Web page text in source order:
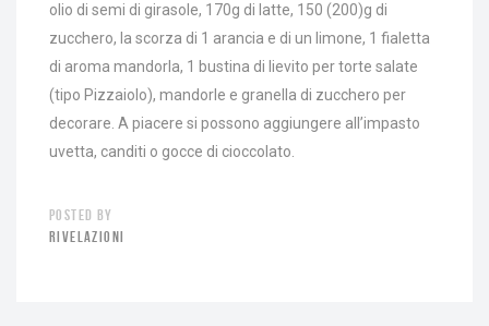
olio di semi di girasole, 170g di latte, 150 (200)g di
zucchero, la scorza di 1 arancia e di un limone, 1 fialetta
di aroma mandorla, 1 bustina di lievito per torte salate
(tipo Pizzaiolo), mandorle e granella di zucchero per
decorare. A piacere si possono aggiungere all’impasto
uvetta, canditi o gocce di cioccolato.
POSTED BY
RIVELAZIONI